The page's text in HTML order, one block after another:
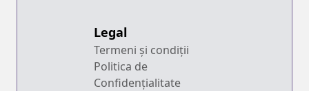
Legal
Termeni și condiții
Politica de
Confidențialitate